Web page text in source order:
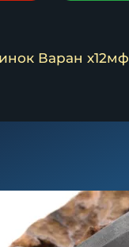
Варан х12мф